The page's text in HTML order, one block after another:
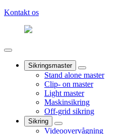
Kontakt os
Sikringsmaster
Stand alone master
Clip- on master
Light master
Maskinsikring
Off-grid sikring
Sikring
Videoovervågning